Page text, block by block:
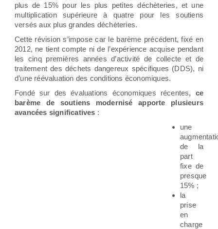
plus de 15% pour les plus petites déchèteries, et une
multiplication supérieure à quatre pour les soutiens
versés aux plus grandes déchèteries.
Cette révision s’impose car le barème précédent, fixé en
2012, ne tient compte ni de l’expérience acquise pendant
les cinq premières années d’activité de collecte et de
traitement des déchets dangereux spécifiques (DDS), ni
d’une réévaluation des conditions économiques.
Fondé sur des évaluations économiques récentes, ce
barème de soutiens modernisé apporte
plusieurs
avancées significatives :
une
de la
part
fixe de
presque
15% ;
la
prise
en
charge